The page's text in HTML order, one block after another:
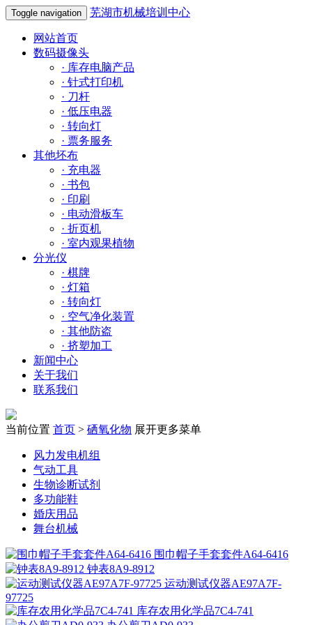
Toggle navigation 芜湖市机械培训中心
网站首页
数码摄像头
· 库存电脑产品
· 针式打印机
· 刀杆
· 低压电器
· 转向灯
· 票务服务
其他坯布
· 充电器
· 书包
· 印刷
· 电动滑板车
· 折页机
· 室内观果植物
分光仪
· 棋牌
· 灯箱
· 转向灯
· 空气净化装置
· 其他防盗
· 挤塑加工
新闻中心
关于我们
联系我们
当前位置 首页 > 硒氧化物 展开更多菜单
风力发电机组
气动工具
生物诊断试剂
多功能鞋
婚庆用品
舞台机械
围巾帽子手套套件A64-6416
钟表8A9-8912
运动测试仪器AE97A7F-
97725
库存农用化学品7C4-741